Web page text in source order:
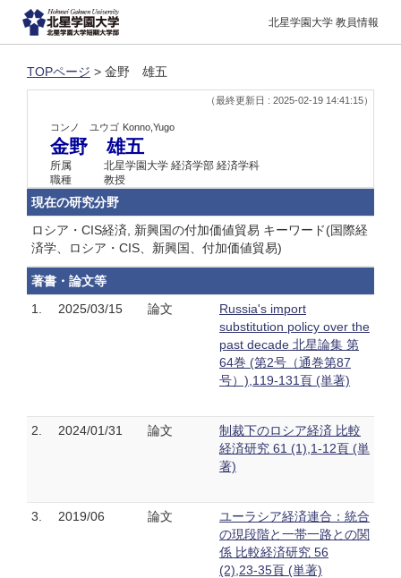
北星学園大学 教員情報
TOPページ > 金野 雄五
（最終更新日 : 2025-02-19 14:41:15）
コンノ ユウゴ Konno,Yugo
金野 雄五
所属
北星学園大学 経済学部 経済学科
職種
教授
現在の研究分野
ロシア・CIS経済, 新興国の付加価値貿易 キーワード(国際経
済学、ロシア・CIS、新興国、付加価値貿易)
著書・論文等
1.
2025/03/15 論文
Russia's import
substitution policy over the
past decade 北星論集 第
64巻 (第2号（通巻第87
号）),119-131頁 (単著)
2. 2024/01/31 論文
制裁下のロシア経済 比較
経済研究 61 (1),1-12頁 (単
著)
3. 2019/06 論文
ユーラシア経済連合：統合
の現段階と一帯一路との関
係 比較経済研究 56
(2),23-35頁 (単著)